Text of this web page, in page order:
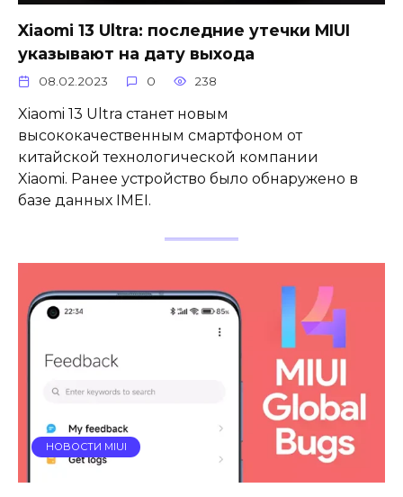
Xiaomi 13 Ultra: последние утечки MIUI
указывают на дату выхода
08.02.2023 0 238
Xiaomi 13 Ultra станет новым
высококачественным смартфоном от
китайской технологической компании
Xiaomi. Ранее устройство было обнаружено в
базе данных IMEI.
НОВОСТИ MIUI